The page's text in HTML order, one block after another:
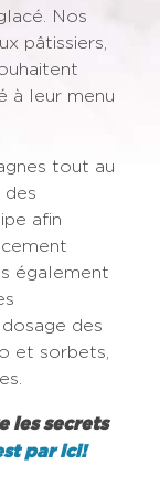
Nos
pâtissiers,
à leur menu
tout au
afin
également
des
et sorbets,
les secrets
par ici!